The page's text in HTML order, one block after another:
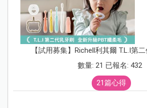
【試用募集】Richell利其爾 T.L.I第
數量: 21 已報名: 432
21篇心得